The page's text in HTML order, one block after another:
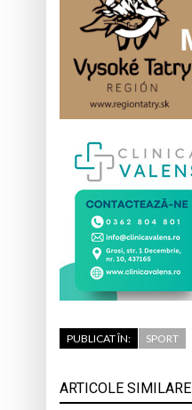
PUBLICAT ÎN: SPORT
ARTICOLE SIMILARE